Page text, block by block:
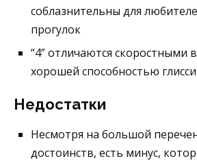
соблазнительны для
прогулок
“4” отличаются скоростными
хорошей способностью
Недостатки
Несмотря на большой
достоинств, есть минус,